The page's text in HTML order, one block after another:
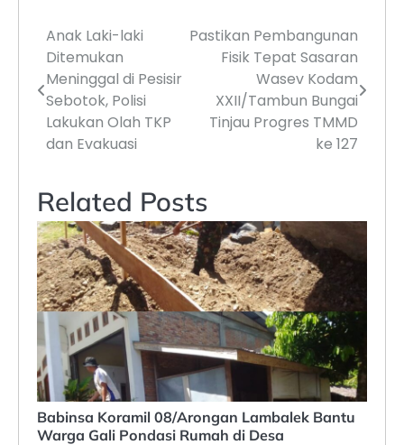
Navigasi
pos
Anak Laki-laki
Ditemukan
Meninggal di Pesisir
Sebotok, Polisi
Lakukan Olah TKP
dan Evakuasi
Pastikan Pembangunan
Fisik Tepat Sasaran
Wasev Kodam
XXII/Tambun Bungai
Tinjau Progres TMMD
ke 127
Related Posts
Babinsa Koramil 08/Arongan Lambalek Bantu
Warga Gali Pondasi Rumah di Desa